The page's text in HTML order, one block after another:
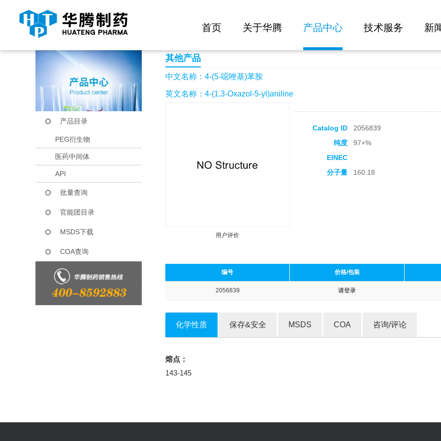
首页 关于华腾 产品中心 技术服务 新
当前位置： 首页 产品中心 4-(5-噁唑基)苯胺
产品目录
PEG衍生物
医药中间体
API
批量查询
官能团目录
MSDS下载
COA查询
其他产品
中文名称：4-(5-噁唑基)苯胺
英文名称：4-(1,3-Oxazol-5-yl)aniline
用户评价
Catalog ID
2056839
纯度
97+%
EINEC
分子量
160.18
编号 价格/包装
2056839 请登录
化学性质 保存&安全 MSDS COA 咨询/评论
熔点：
143-145